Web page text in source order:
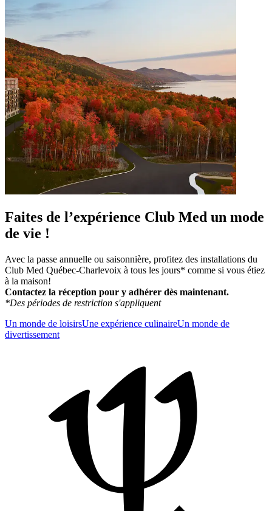
Faites de l’expérience Club Med un mode
de vie !
Avec la passe annuelle ou saisonnière, profitez des installations du
Club Med Québec-Charlevoix à tous les jours* comme si vous étiez
à la maison!
Contactez la réception pour y adhérer dès maintenant.
*Des périodes de restriction s'appliquent
Un monde de loisirsUne expérience culinaireUn monde de
divertissement